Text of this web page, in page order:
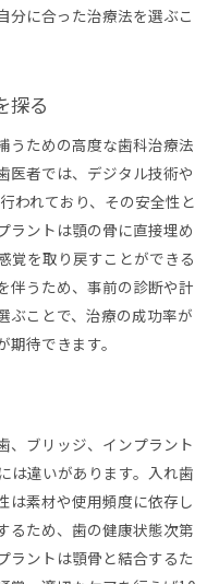
分に合った治療法を選ぶこ
探る
うための高度な歯科治療法
医者では、デジタル技術や
われており、その安全性と
ラントは顎の骨に直接埋め
覚を取り戻すことができる
伴うため、事前の診断や計
ぶことで、治療の成功率が
待できます。
、ブリッジ、インプラント
は違いがあります。入れ歯
は素材や使用頻度に依存し
るため、歯の健康状態次第
ラントは顎骨と結合するた